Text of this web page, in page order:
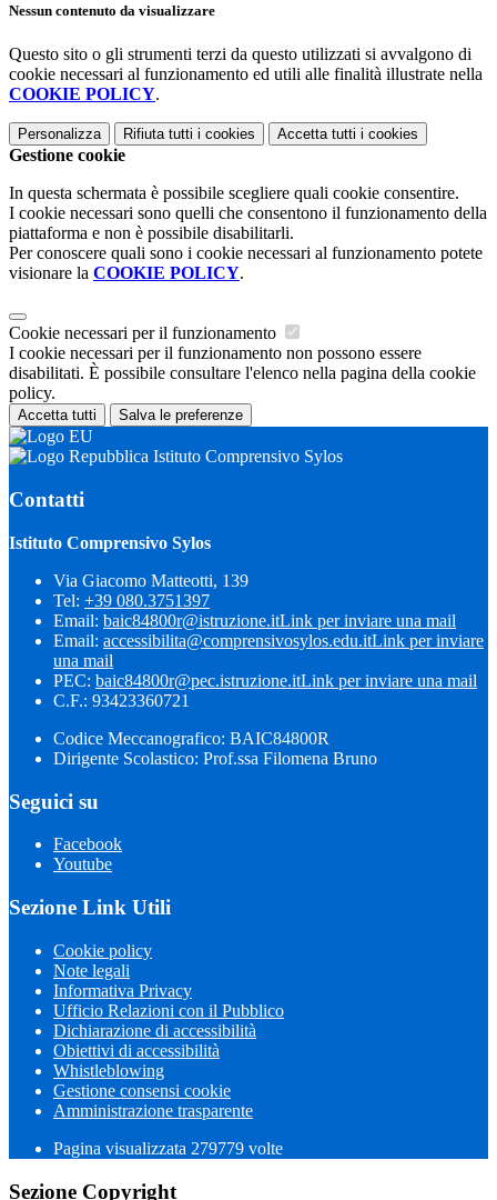
Nessun contenuto da visualizzare
Questo sito o gli strumenti terzi da questo utilizzati si avvalgono di
cookie necessari al funzionamento ed utili alle finalità illustrate nella
COOKIE POLICY.
Personalizza Rifiuta tutti i cookies Accetta tutti i cookies
Gestione cookie
In questa schermata è possibile scegliere quali cookie consentire.
I cookie necessari sono quelli che consentono il funzionamento della
piattaforma e non è possibile disabilitarli.
Per conoscere quali sono i cookie necessari al funzionamento potete
visionare la COOKIE POLICY.
Cookie necessari per il funzionamento
I cookie necessari per il funzionamento non possono essere
disabilitati. È possibile consultare l'elenco nella pagina della cookie
policy.
Accetta tutti Salva le preferenze
Istituto Comprensivo Sylos
Contatti
Istituto Comprensivo Sylos
Via Giacomo Matteotti, 139
Tel: +39 080.3751397
Email: baic84800r@istruzione.itLink per inviare una mail
Email: accessibilita@comprensivosylos.edu.itLink per inviare
una mail
PEC: baic84800r@pec.istruzione.itLink per inviare una mail
C.F.: 93423360721
Codice Meccanografico: BAIC84800R
Dirigente Scolastico: Prof.ssa Filomena Bruno
Seguici su
Facebook
Youtube
Sezione Link Utili
Cookie policy
Note legali
Informativa Privacy
Ufficio Relazioni con il Pubblico
Dichiarazione di accessibilità
Obiettivi di accessibilità
Whistleblowing
Gestione consensi cookie
Amministrazione trasparente
Pagina visualizzata 279779 volte
Sezione Copyright